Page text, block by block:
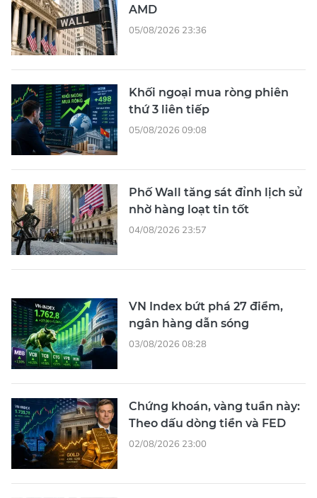
AMD
05/08/2026 23:36
Khối ngoại mua ròng phiên
thứ 3 liên tiếp
05/08/2026 09:08
Phố Wall tăng sát đỉnh lịch sử
nhờ hàng loạt tin tốt
04/08/2026 23:57
VN Index bứt phá 27 điểm,
ngân hàng dẫn sóng
03/08/2026 08:28
Chứng khoán, vàng tuần này:
Theo dấu dòng tiền và FED
02/08/2026 23:00